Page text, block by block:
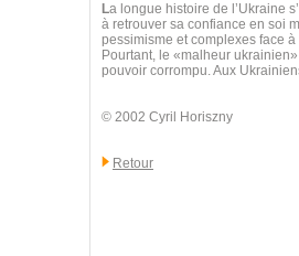
La longue histoire de l’Ukraine
à retrouver sa confiance en soi
pessimisme et complexes face
Pourtant, le «malheur
pouvoir corrompu. Aux
© 2002 Cyril Horiszny
Retour